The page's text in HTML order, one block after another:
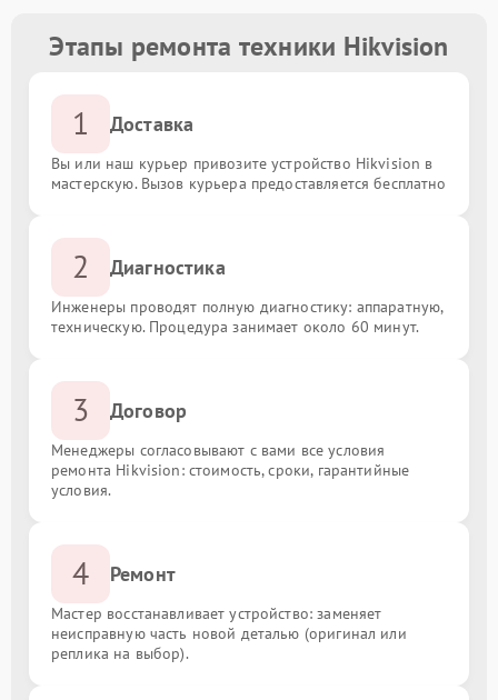
Этапы ремонта техники Hikvision
1 Доставка
Вы или наш курьер привозите устройство Hikvision в
мастерскую. Вызов курьера предоставляется бесплатно
2 Диагностика
Инженеры проводят полную диагностику: аппаратную,
техническую. Процедура занимает около 60 минут.
3 Договор
Менеджеры согласовывают с вами все условия
ремонта Hikvision: стоимость, сроки, гарантийные
условия.
4 Ремонт
Мастер восстанавливает устройство: заменяет
неисправную часть новой деталью (оригинал или
реплика на выбор).